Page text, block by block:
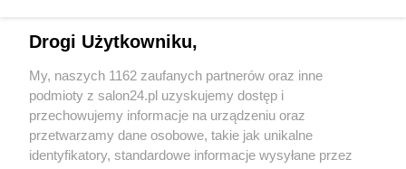
Sport
Społeczeństwo
Kultura
Drogi Użytkowniku,
My, naszych 1162 zaufanych partnerów oraz inne
podmioty z salon24.pl uzyskujemy dostęp i
przechowujemy informacje na urządzeniu oraz
przetwarzamy dane osobowe, takie jak unikalne
identyfikatory, standardowe informacje wysyłane przez